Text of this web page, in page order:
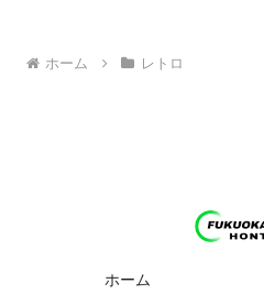
ホーム レトロ
ホーム